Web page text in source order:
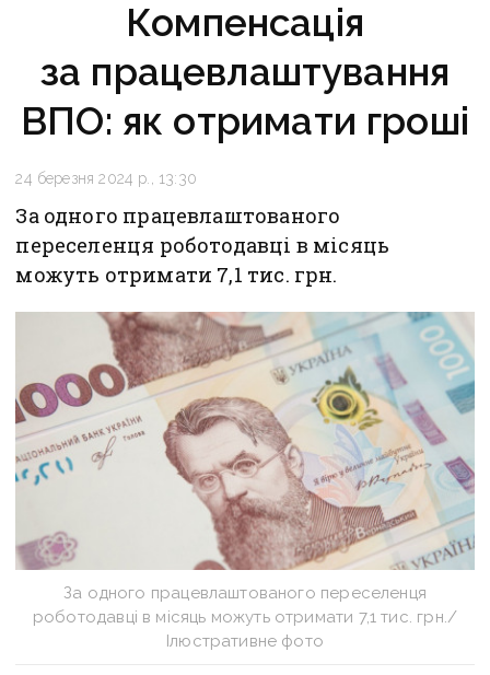
Компенсація
за працевлаштування
ВПО: як отримати гроші
24 березня 2024 р., 13:30
За одного працевлаштованого
переселенця роботодавці в місяць
можуть отримати 7,1 тис. грн.
За одного працевлаштованого переселенця
роботодавці в місяць можуть отримати 7,1 тис. грн./
Ілюстративне фото